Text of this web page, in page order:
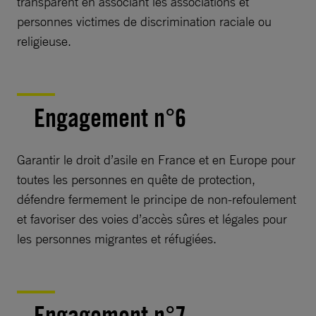
personnes victimes de discrimination raciale ou
religieuse.
Engagement n°6
Garantir le droit d’asile en France et en Europe pour
toutes les personnes en quête de protection,
défendre fermement le principe de non-refoulement
et favoriser des voies d’accès sûres et légales pour
les personnes migrantes et réfugiées.